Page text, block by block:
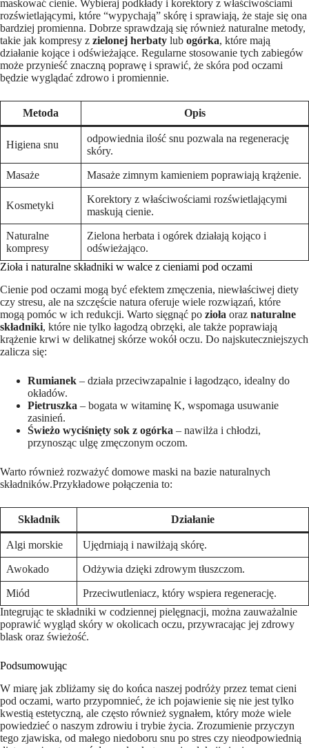
maskować cienie. Wybieraj‍ podkłady i korektory z ‌właściwościami​
rozświetlającymi, które “wypychają” skórę i sprawiają, ⁣że ‌staje się ona
bardziej promienna. Dobrze ‍sprawdzają się również naturalne metody,
takie jak kompresy z zielonej herbaty lub ogórka, które ⁣mają
działanie kojące i odświeżające. Regularne⁣ stosowanie tych‍ zabiegów
może przynieść znaczną poprawę⁢ i sprawić,⁤ że skóra pod​ oczami
będzie ‍wyglądać zdrowo i promiennie.⁢
Metoda Opis
Higiena snu
odpowiednia ilość‌ snu pozwala na regenerację
skóry.
Masaże Masaże ​zimnym kamieniem poprawiają krążenie.
Kosmetyki
Korektory z właściwościami ⁣rozświetlającymi
maskują⁣ cienie.
Naturalne‌
kompresy
Zielona ‍herbata i ogórek‍ działają kojąco i
odświeżająco.
Zioła i naturalne składniki w walce z ⁢cieniami pod oczami
Cienie pod oczami mogą być efektem zmęczenia, niewłaściwej diety
‍czy ‍stresu, ale na szczęście natura oferuje wiele ⁤rozwiązań, które
mogą pomóc w ich redukcji. ⁣Warto sięgnąć po‌ zioła oraz naturalne
składniki, które nie tylko łagodzą obrzęki, ale także⁢ poprawiają
krążenie krwi w delikatnej skórze⁣ wokół oczu. Do najskuteczniejszych
zalicza⁣ się:
Rumianek – działa ‍przeciwzapalnie i łagodząco, idealny do
okładów.
Pietruszka –⁤ bogata w witaminę K, ​wspomaga usuwanie
zasinień.
Świeżo wyciśnięty sok ⁢z ogórka – nawilża i chłodzi,
przynosząc‍ ulgę zmęczonym⁤ oczom.
Warto również rozważyć‌ domowe maski na bazie naturalnych
składników.Przykładowe połączenia to:
Składnik Działanie
Algi morskie Ujędrniają i nawilżają⁣ skórę.
Awokado Odżywia dzięki zdrowym ‍tłuszczom.
Miód
Przeciwutleniacz, który wspiera ‌regenerację.
Integrując te ⁤składniki w codziennej⁤ pielęgnacji, ​można‍ zauważalnie
poprawić wygląd skóry w⁤ okolicach oczu, przywracając jej zdrowy
blask oraz świeżość.
Podsumowując
W miarę jak zbliżamy się do końca naszej podróży przez​ temat cieni
pod oczami, warto‍ przypomnieć, ⁤że ich pojawienie​ się nie jest tylko⁤
kwestią estetyczną, ale często również sygnałem, który może wiele
powiedzieć ‍o​ naszym zdrowiu i trybie życia. Zrozumienie przyczyn
⁤tego zjawiska, od małego ⁣niedoboru snu po ⁣stres czy ⁢nieodpowiednią